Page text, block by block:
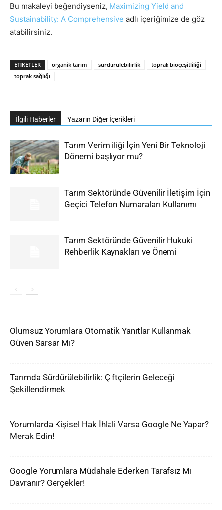
Bu makaleyi beğendiyseniz, Maximizing Yield and
Sustainability: A Comprehensive adlı içeriğimize de göz
atabilirsiniz.
ETIKETLER organik tarım sürdürülebilirlik
toprak bioçeşitliliği
toprak sağlığı
İlgili Haberler Yazarın Diğer İçerikleri
Tarım Verimliliği İçin Yeni Bir Teknoloji
Dönemi başlıyor mu?
Tarım Sektöründe Güvenilir İletişim İçin
Geçici Telefon Numaraları Kullanımı
Tarım Sektöründe Güvenilir Hukuki
Rehberlik Kaynakları ve Önemi
Olumsuz Yorumlara Otomatik Yanıtlar Kullanmak
Güven Sarsar Mı?
Tarımda Sürdürülebilirlik: Çiftçilerin Geleceği
Şekillendirmek
Yorumlarda Kişisel Hak İhlali Varsa Google Ne Yapar?
Merak Edin!
Google Yorumlara Müdahale Ederken Tarafsız Mı
Davranır? Gerçekler!